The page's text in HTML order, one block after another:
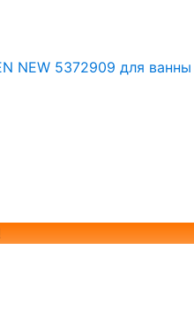
NEW 5372909 для ванны